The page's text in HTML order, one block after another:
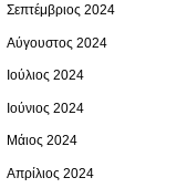
Σεπτέμβριος 2024
Αύγουστος 2024
Ιούλιος 2024
Ιούνιος 2024
Μάιος 2024
Απρίλιος 2024